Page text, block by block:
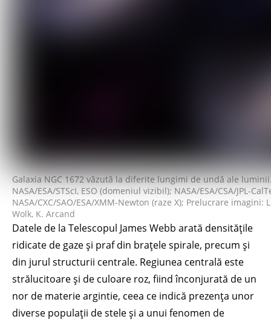
Galaxia NGC 1672 văzută la diferite lungimi de undă ale
NASA/ESA/STScI, ESO (domeniul vizibil); NASA/ESA/CSA/JPL-
NASA/CXC/SAO/ESA/XMM-Newton (raze X); Prelucrare imagini:
Wolk, K. Arcand
Datele de la Telescopul James Webb arată densitățile
ridicate de gaze și praf din brațele spirale, precum și
din jurul structurii centrale. Regiunea centrală este
strălucitoare și de culoare roz, fiind înconjurată de un
nor de materie argintie, ceea ce indică prezența unor
diverse populații de stele și a unui fenomen de